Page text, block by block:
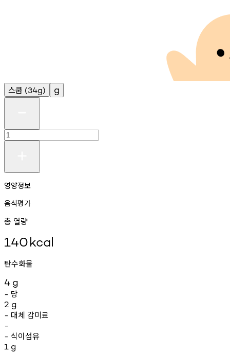
스쿱 (34g) g
영양정보
음식평가
총 열량
140kcal
탄수화물
4 g
- 당
2 g
- 대체 감미료
-
- 식이섬유
1 g